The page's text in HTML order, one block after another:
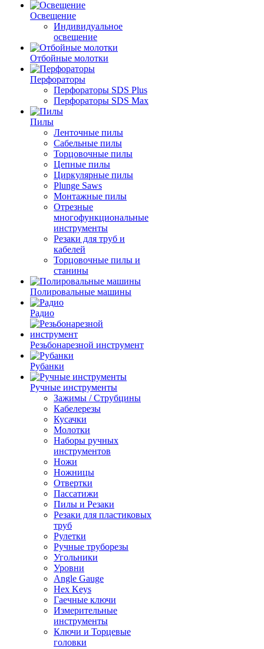
Освещение
Индивидуальное
освещение
Отбойные молотки
Перфораторы
Перфораторы SDS Plus
Перфораторы SDS Max
Пилы
Ленточные пилы
Сабельные пилы
Торцовочные пилы
Цепные пилы
Циркулярные пилы
Plunge Saws
Монтажные пилы
Отрезные
многофункциональные
инструменты
Резаки для труб и
кабелей
Торцовочные пилы и
станины
Полировальные машины
Радио
Резьбонарезной инструмент
Рубанки
Ручные инструменты
Зажимы / Струбцины
Кабелерезы
Кусачки
Молотки
Наборы ручных
инструментов
Ножи
Ножницы
Отвертки
Пассатижи
Пилы и Резаки
Резаки для пластиковых
труб
Рулетки
Ручные труборезы
Угольники
Уровни
Angle Gauge
Hex Keys
Гаечные ключи
Измерительные
инструменты
Ключи и Торцевые
головки